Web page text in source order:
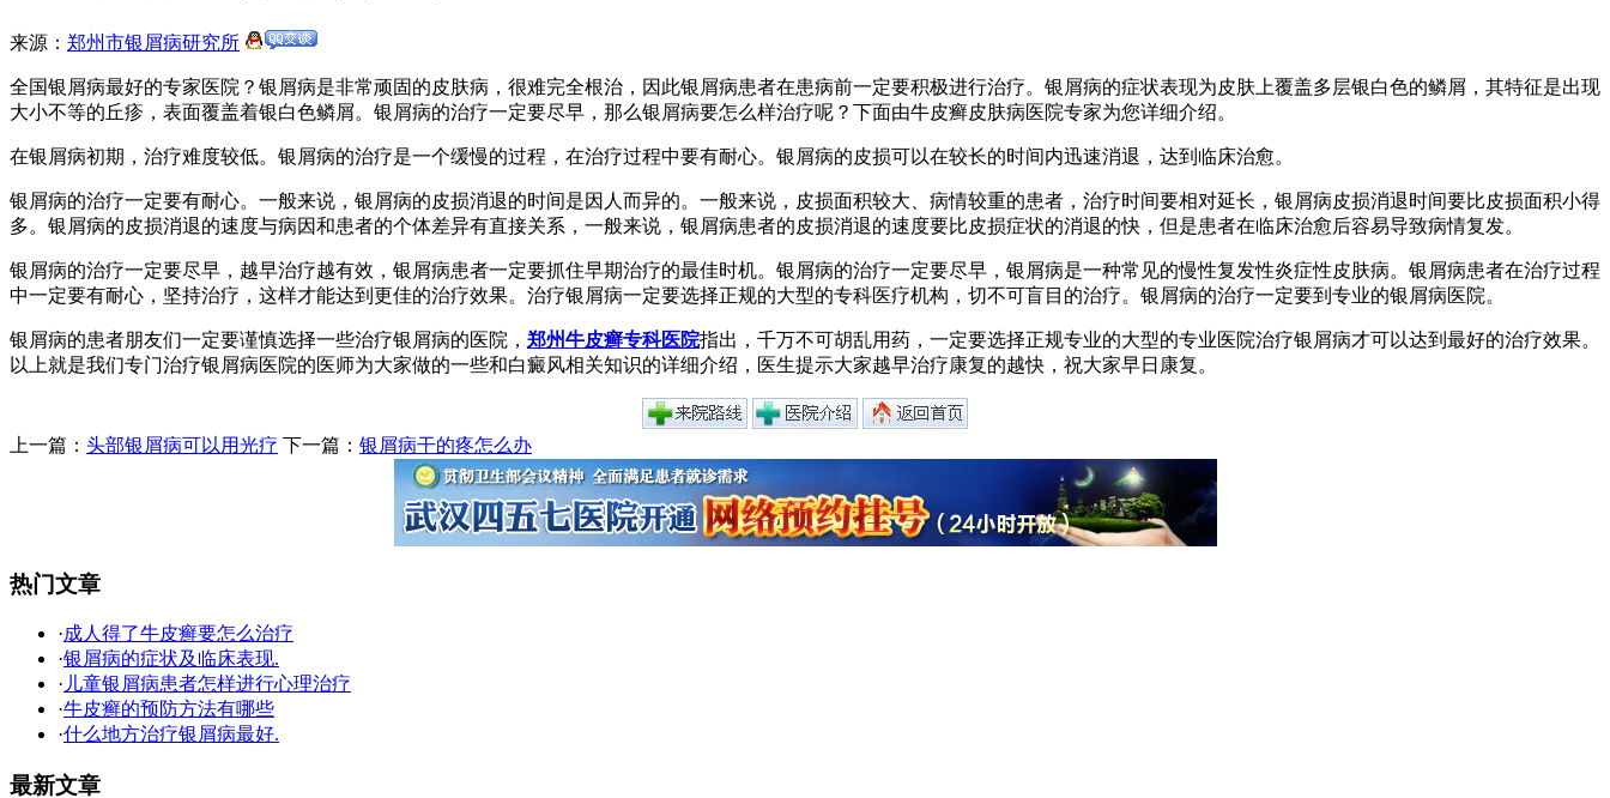
来源： 郑州市银屑病研究所
全国银屑病最好的专家医院？银屑病是非常顽固的皮肤病，很难完全根治，因此银屑病患者在患病前一定要积极进行治疗。银屑病的症状表现为皮肤上覆盖多层银白色的鳞屑，其特征是出现
大小不等的丘疹，表面覆盖着银白色鳞屑。银屑病的治疗一定要尽早，那么银屑病要怎么样治疗呢？下面由牛皮癣皮肤病医院专家为您详细介绍。
在银屑病初期，治疗难度较低。银屑病的治疗是一个缓慢的过程，在治疗过程中要有耐心。银屑病的皮损可以在较长的时间内迅速消退，达到临床治愈。
银屑病的治疗一定要有耐心。一般来说，银屑病的皮损消退的时间是因人而异的。一般来说，皮损面积较大、病情较重的患者，治疗时间要相对延长，银屑病皮损消退时间要比皮损面积小得
多。银屑病的皮损消退的速度与病因和患者的个体差异有直接关系，一般来说，银屑病患者的皮损消退的速度要比皮损症状的消退的快，但是患者在临床治愈后容易导致病情复发。
银屑病的治疗一定要尽早，越早治疗越有效，银屑病患者一定要抓住早期治疗的最佳时机。银屑病的治疗一定要尽早，银屑病是一种常见的慢性复发性炎症性皮肤病。银屑病患者在治疗过程
中一定要有耐心，坚持治疗，这样才能达到更佳的治疗效果。治疗银屑病一定要选择正规的大型的专科医疗机构，切不可盲目的治疗。银屑病的治疗一定要到专业的银屑病医院。
银屑病的患者朋友们一定要谨慎选择一些治疗银屑病的医院， 郑州牛皮癣专科医院指出，千万不可胡乱用药，一定要选择正规专业的大型的专业医院治疗银屑病才可以达到最好的治疗效果。
以上就是我们专门治疗银屑病医院的医师为大家做的一些和白癜风相关知识的详细介绍，医生提示大家越早治疗康复的越快，祝大家早日康复。
上一篇： 头部银屑病可以用光疗 下一篇： 银屑病干的疼怎么办
热门文章
·成人得了牛皮癣要怎么治疗
·银屑病的症状及临床表现.
· 儿童银屑病患者怎样进行心理治疗
·牛皮癣的预防方法有哪些
·什么地方治疗银屑病最好.
最新文章